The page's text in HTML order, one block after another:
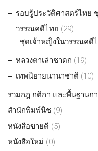
รอบรู้ประวัติศาสตร์ไทย
วรรณคดีไทย (29)
ชุดเจ้าหญิงในวรรณคดี
หลวงตาเล่าชาดก (19)
เทพนิยายนานาชาติ (10)
รวมกฎ กติกา และพื้นฐานก
สำนักพิมพ์นิช (9)
หนังสือขายดี (5)
หนังสือใหม่ (0)